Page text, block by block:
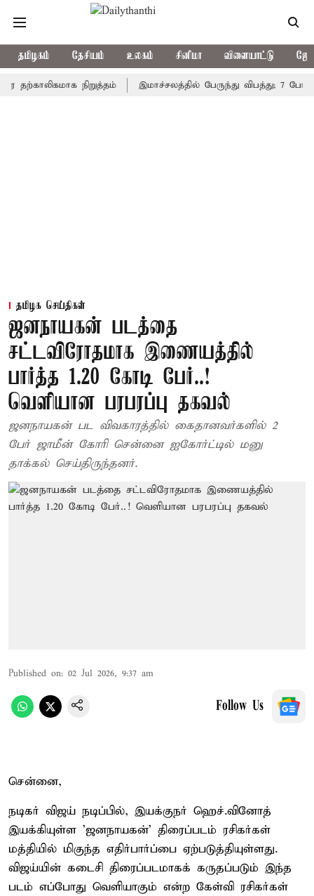
தமிழகம் தேசியம் உலகம் சினிமா விளையாட்டு
நிறுத்தம் இமாச்சலத்தில் பேருந்து விபத்து; 7 பேர் பலி -
தமிழக செய்திகள்
ஜனநாயகன் படத்தை
சட்டவிரோதமாக இணையத்தில்
பார்த்த 1.20 கோடி பேர்..!
வெளியான பரபரப்பு தகவல்
ஜனநாயகன் பட விவகாரத்தில் கைதானவர்களில் 2
பேர் ஜாமீன் கோரி சென்னை ஐகோர்ட்டில் மனு
தாக்கல் செய்திருந்தனர்.
Published on: 02 Jul 2026, 9:37 am
Follow Us
சென்னை,
நடிகர் விஜய் நடிப்பில், இயக்குநர் ஹெச்.வினோத்
இயக்கியுள்ள 'ஜனநாயகன்' திரைப்படம் ரசிகர்கள்
மத்தியில் மிகுந்த எதிர்பார்ப்பை ஏற்படுத்தியுள்ளது.
விஜய்யின் கடைசி திரைப்படமாகக் கருதப்படும் இந்த
படம் எப்போது வெளியாகும் என்ற கேள்வி ரசிகர்கள்